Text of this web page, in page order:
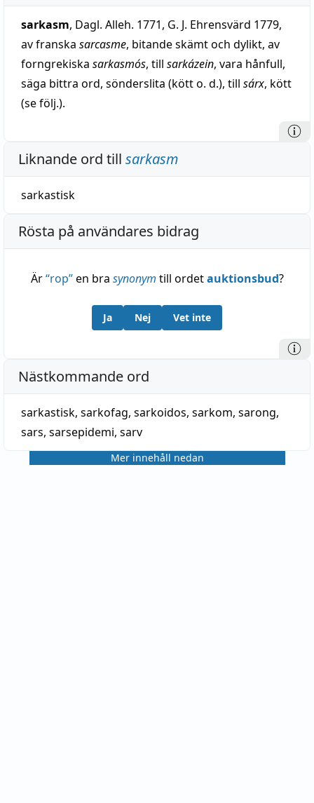
sarkasm, Dagl. Alleh. 1771, G. J. Ehrensvärd 1779,
av franska sarcasme, bitande skämt och dylikt, av
forngrekiska sarkasmós, till sarkázein, vara hånfull,
säga bittra ord, sönderslita (kött o. d.), till sárx, kött
(se följ.).
Liknande ord till sarkasm
sarkastisk
Rösta på användares bidrag
Är“rop”en bra synonym till ordetauktionsbud?
Ja Nej Vet inte
Nästkommande ord
sarkastisk, sarkofag, sarkoidos, sarkom, sarong,
sars, sarsepidemi, sarv
Mer innehåll nedan